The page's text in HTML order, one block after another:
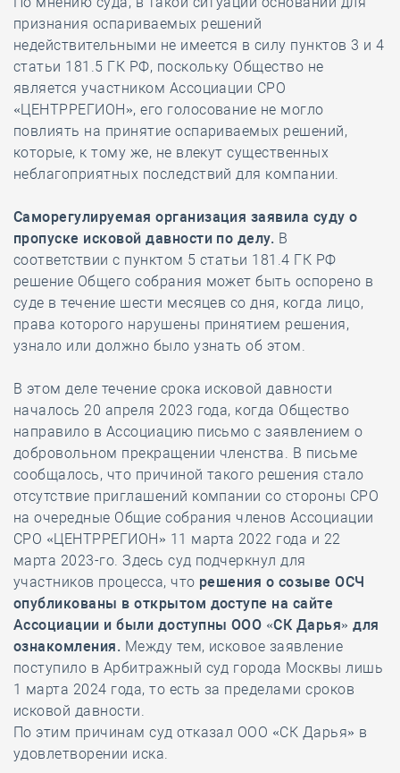
признания оспариваемых решений
недействительными не имеется в силу пунктов 3 и 4
статьи 181.5 ГК РФ, поскольку Общество не
является участником Ассоциации СРО
«ЦЕНТРРЕГИОН», его голосование не могло
повлиять на принятие оспариваемых решений,
которые, к тому же, не влекут существенных
неблагоприятных последствий для компании.
Саморегулируемая организация заявила суду о
пропуске исковой давности по делу. В
соответствии с пунктом 5 статьи 181.4 ГК РФ
решение Общего собрания может быть оспорено в
суде в течение шести месяцев со дня, когда лицо,
права которого нарушены принятием решения,
узнало или должно было узнать об этом.
В этом деле течение срока исковой давности
началось 20 апреля 2023 года, когда Общество
направило в Ассоциацию письмо с заявлением о
добровольном прекращении членства. В письме
сообщалось, что причиной такого решения стало
отсутствие приглашений компании со стороны СРО
на очередные Общие собрания членов Ассоциации
СРО «ЦЕНТРРЕГИОН» 11 марта 2022 года и 22
марта 2023-го. Здесь суд подчеркнул для
участников процесса, что решения о созыве ОСЧ
опубликованы в открытом доступе на сайте
Ассоциации и были доступны ООО «СК Дарья» для
ознакомления. Между тем, исковое заявление
поступило в Арбитражный суд города Москвы лишь
1 марта 2024 года, то есть за пределами сроков
исковой давности.
По этим причинам суд отказал ООО «СК Дарья» в
удовлетворении иска.